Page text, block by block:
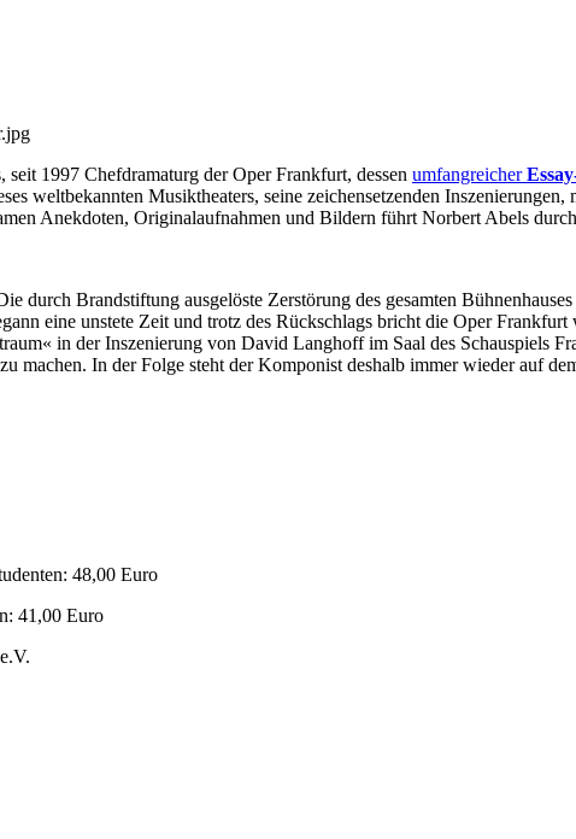
1997 Chefdramaturg der Oper Frankfurt, dessen umfangreicher
weltbekannten Musiktheaters, seine zeichensetzenden
Anekdoten, Originalaufnahmen und Bildern führt Norbert Abels
durch Brandstiftung ausgelöste Zerstörung des gesamten
eine unstete Zeit und trotz des Rückschlags bricht die Oper
in der Inszenierung von David Langhoff im Saal des Schauspiels
machen. In der Folge steht der Komponist deshalb immer wieder auf
48,00 Euro
41,00 Euro